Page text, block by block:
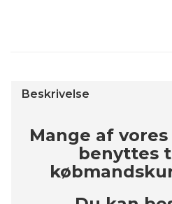
Beskrivelse
Mange af
benyttes